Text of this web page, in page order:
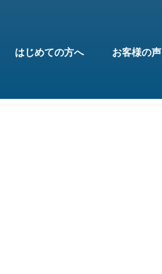
はじめての方へ お客様の声